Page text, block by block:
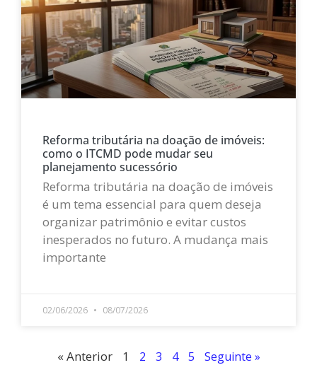
Reforma tributária na doação de imóveis:
como o ITCMD pode mudar seu
planejamento sucessório
Reforma tributária na doação de imóveis
é um tema essencial para quem deseja
organizar patrimônio e evitar custos
inesperados no futuro. A mudança mais
importante
02/06/2026 08/07/2026
« Anterior 1 2 3 4 5 Seguinte »